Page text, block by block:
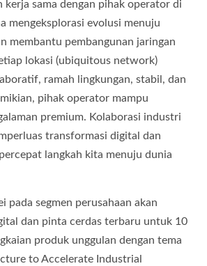
kerja sama dengan pihak operator di
mengeksplorasi evolusi menuju
membantu pembangunan jaringan
lokasi (ubiquitous network)
ramah lingkungan, stabil, dan
pihak operator mampu
premium. Kolaborasi industri
transformasi digital dan
langkah kita menuju dunia
pada segmen perusahaan akan
dan pinta cerdas terbaru untuk 10
produk unggulan dengan tema
to Accelerate Industrial